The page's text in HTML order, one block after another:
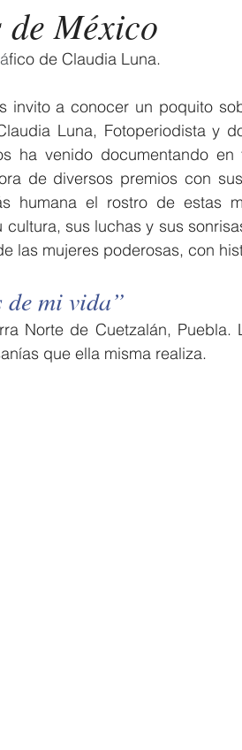
México
áfico de Claudia Luna.
invito a conocer un poquito
Luna, Fotoperiodista y
ha venido documentando
de diversos premios con
humana el rostro de estas
cultura, sus luchas y sus
las mujeres poderosas, con
de mi vida”
Norte de Cuetzalán,
que ella misma realiza.